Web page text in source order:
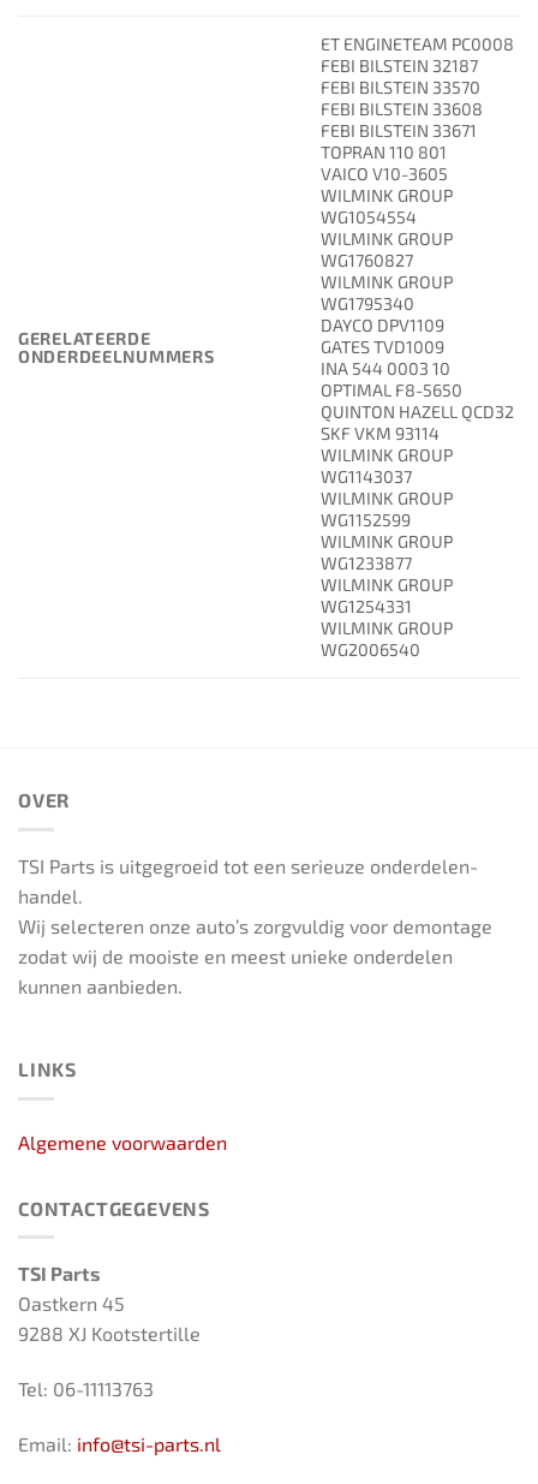
GERELATEERDE
ONDERDEELNUMMERS
ET ENGINETEAM PC0008
FEBI BILSTEIN 32187
FEBI BILSTEIN 33570
FEBI BILSTEIN 33608
FEBI BILSTEIN 33671
TOPRAN 110 801
VAICO V10-3605
WILMINK GROUP
WG1054554
WILMINK GROUP
WG1760827
WILMINK GROUP
WG1795340
DAYCO DPV1109
GATES TVD1009
INA 544 0003 10
OPTIMAL F8-5650
QUINTON HAZELL QCD32
SKF VKM 93114
WILMINK GROUP
WG1143037
WILMINK GROUP
WG1152599
WILMINK GROUP
WG1233877
WILMINK GROUP
WG1254331
WILMINK GROUP
WG2006540
OVER
TSI Parts is uitgegroeid tot een serieuze onderdelen-
handel.
Wij selecteren onze auto’s zorgvuldig voor demontage
zodat wij de mooiste en meest unieke onderdelen
kunnen aanbieden.
LINKS
Algemene voorwaarden
CONTACTGEGEVENS
TSI Parts
Oastkern 45
9288 XJ Kootstertille
Tel: 06-11113763
Email: info@tsi-parts.nl